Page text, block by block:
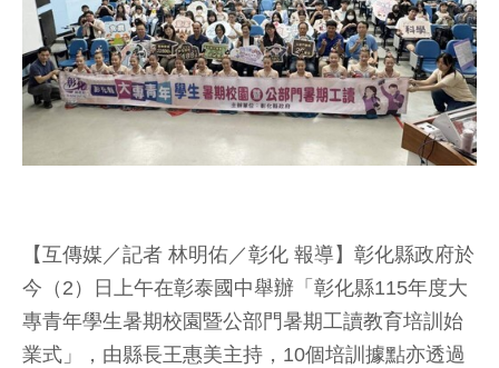
【互傳媒／記者 林明佑／彰化 報導】彰化縣政府於
今（2）日上午在彰泰國中舉辦「彰化縣115年度大
專青年學生暑期校園暨公部門暑期工讀教育培訓始
業式」，由縣長王惠美主持，10個培訓據點亦透過